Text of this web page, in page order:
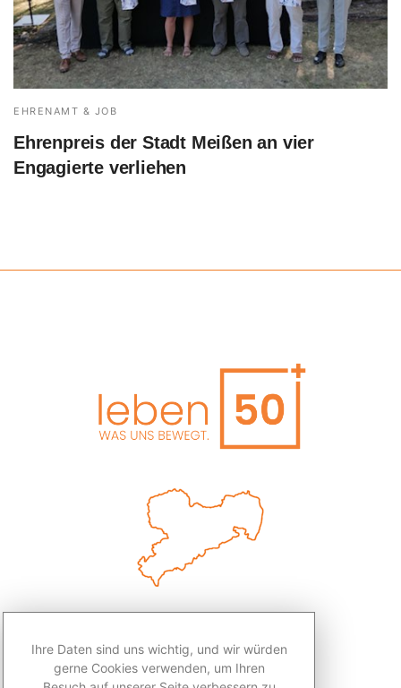
EHRENAMT & JOB
Ehrenpreis der Stadt Meißen an vier
Engagierte verliehen
Ihre Daten sind uns wichtig, und wir würden
gerne Cookies verwenden, um Ihren